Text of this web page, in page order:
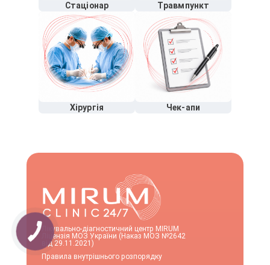
Стаціонар Травмпункт
Хірургія Чек-апи
Лікувально-діагностичний центр MIRUM
Ліцензія МОЗ України (Наказ МОЗ №2642
від 29.11.2021)
Правила внутрішнього розпорядку